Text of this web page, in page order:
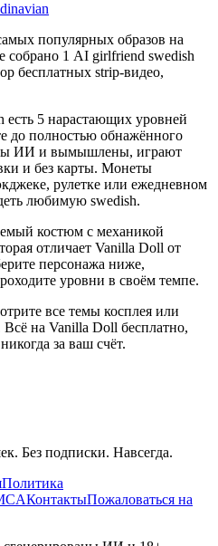
популярных образов на
собрано 1 AI girlfriend swedish
бесплатных strip-видео,
есть 5 нарастающих уровней
до полностью обнажённого
ИИ и вымышлены, играют
и без карты. Монеты
рулетке или ежедневном
любимую swedish.
костюм с механикой
отличает Vanilla Doll от
персонажа ниже,
уровни в своём темпе.
все темы косплея или
Всё на Vanilla Doll бесплатно,
за ваш счёт.
Без подписки. Навсегда.
Политика
КонтактыПожаловаться на